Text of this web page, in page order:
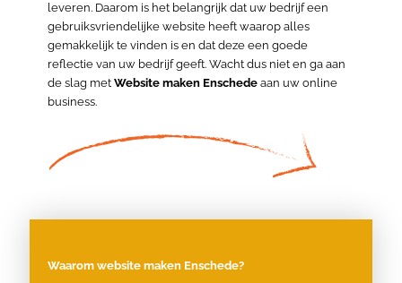
leveren. Daarom is het belangrijk dat uw bedrijf een
gebruiksvriendelijke website heeft waarop alles
gemakkelijk te vinden is en dat deze een goede
reflectie van uw bedrijf geeft. Wacht dus niet en ga aan
de slag met Website maken Enschede aan uw online
business.
Waarom website maken Enschede?